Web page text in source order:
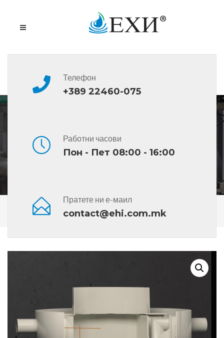
Телефон
+389 22460-075
Работни часови
Пон - Пет 08:00 - 16:00
Пратете ни е-маил
contact@ehi.com.mk
BP OLEX SF/O/AB
Сите Производи BP OLEX SF/O/AB